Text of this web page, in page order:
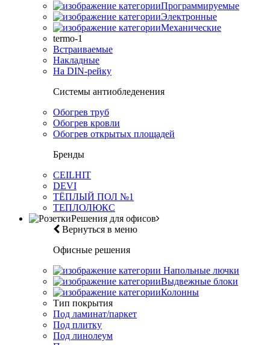
Программируемые
Электронные
Механические
termo-1
Встраиваемые
Накладные
На DIN-рейку
Системы антиобледенения
Обогрев труб
Обогрев кровли
Обогрев открытых площадей
Бренды
CEILHIT
DEVI
ТЁПЛЫЙ ПОЛ №1
ТЕПЛОЛЮКС
Решения для офисов
Вернуться в меню
Офисные решения
Напольные лючки
Выдвежные блоки
Колонны
Тип покрытия
Под ламинат/паркет
Под плитку
Под линолеум